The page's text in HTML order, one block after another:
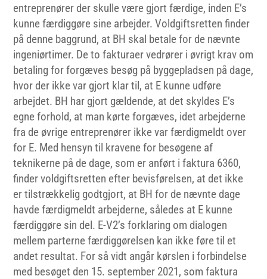
entreprenører der skulle være gjort færdige, inden E’s
kunne færdiggøre sine arbejder. Voldgiftsretten finder
på denne baggrund, at BH skal betale for de nævnte
ingeniørtimer. De to fakturaer vedrører i øvrigt krav om
betaling for forgæves besøg på byggepladsen på dage,
hvor der ikke var gjort klar til, at E kunne udføre
arbejdet. BH har gjort gældende, at det skyldes E’s
egne forhold, at man kørte forgæves, idet arbejderne
fra de øvrige entreprenører ikke var færdigmeldt over
for E. Med hensyn til kravene for besøgene af
teknikerne på de dage, som er anført i faktura 6360,
finder voldgiftsretten efter bevisførelsen, at det ikke
er tilstrækkelig godtgjort, at BH for de nævnte dage
havde færdigmeldt arbejderne, således at E kunne
færdiggøre sin del. E-V2’s forklaring om dialogen
mellem parterne færdiggørelsen kan ikke føre til et
andet resultat. For så vidt angår kørslen i forbindelse
med besøget den 15. september 2021, som faktura